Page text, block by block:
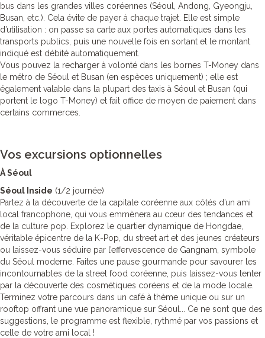
bus dans les grandes villes coréennes (Séoul, Andong, Gyeongju,
Busan, etc.). Cela évite de payer à chaque trajet. Elle est simple
d’utilisation : on passe sa carte aux portes automatiques dans les
transports publics, puis une nouvelle fois en sortant et le montant
indiqué est débité automatiquement.
Vous pouvez la recharger à volonté dans les bornes T-Money dans
le métro de Séoul et Busan (en espèces uniquement) ; elle est
également valable dans la plupart des taxis à Séoul et Busan (qui
portent le logo T-Money) et fait office de moyen de paiement dans
certains commerces.
Vos excursions optionnelles
À Séoul
Séoul Inside (1/2 journée)
Partez à la découverte de la capitale coréenne aux côtés d’un ami
local francophone, qui vous emmènera au cœur des tendances et
de la culture pop. Explorez le quartier dynamique de Hongdae,
véritable épicentre de la K-Pop, du street art et des jeunes créateurs
ou laissez-vous séduire par l’effervescence de Gangnam, symbole
du Séoul moderne. Faites une pause gourmande pour savourer les
incontournables de la street food coréenne, puis laissez-vous tenter
par la découverte des cosmétiques coréens et de la mode locale.
Terminez votre parcours dans un café à thème unique ou sur un
rooftop offrant une vue panoramique sur Séoul... Ce ne sont que des
suggestions, le programme est flexible, rythmé par vos passions et
celle de votre ami local !